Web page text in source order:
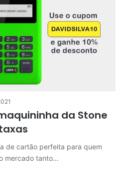
da Stone
de cartão perfeita para quem
mercado tanto…